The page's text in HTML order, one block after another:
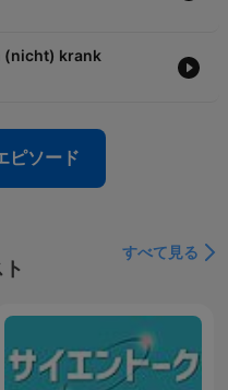
(nicht) krank
ピソード
すべて見る